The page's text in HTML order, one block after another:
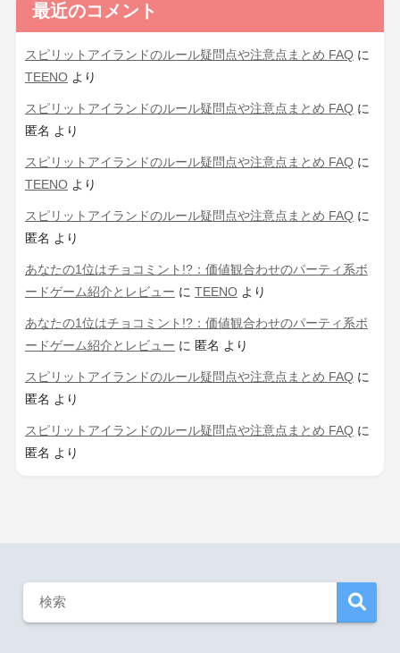
最近のコメント
スピリットアイランドのルール疑問点や注意点まとめ FAQに
TEENOより
スピリットアイランドのルール疑問点や注意点まとめ FAQに
匿名 より
スピリットアイランドのルール疑問点や注意点まとめ FAQに
TEENOより
スピリットアイランドのルール疑問点や注意点まとめ FAQに
匿名 より
あなたの1位はチョコミント!?：価値観合わせのパーティ系ボ
ードゲーム紹介とレビュー に TEENOより
あなたの1位はチョコミント!?：価値観合わせのパーティ系ボ
ードゲーム紹介とレビュー に 匿名 より
スピリットアイランドのルール疑問点や注意点まとめ FAQに
匿名 より
スピリットアイランドのルール疑問点や注意点まとめ FAQに
匿名 より